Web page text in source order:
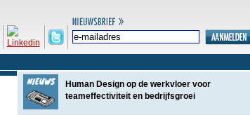
Human Design op de werkvloer voor
teameffectiviteit en bedrijfsgroei